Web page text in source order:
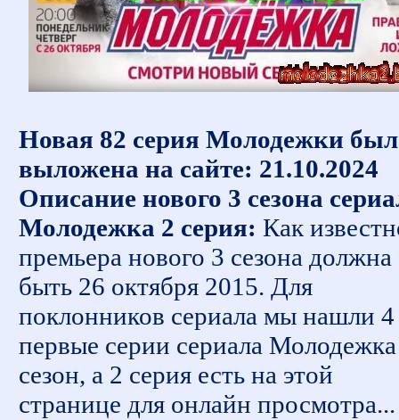
Новая 82 серия Молодежки
выложена на сайте: 21.10.2024
Описание нового 3 сезона
Молодежка 2 серия: Как
премьера нового 3 сезона должна
быть 26 октября 2015. Для
поклонников сериала мы нашли 4
первые серии сериала
сезон, а 2 серия есть на этой
странице для онлайн просмотра...